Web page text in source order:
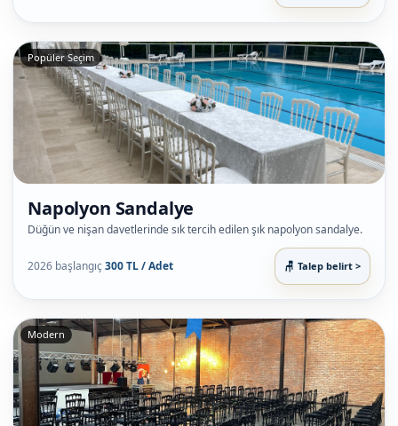
Popüler Seçim
Napolyon Sandalye
Düğün ve nişan davetlerinde sık tercih edilen şık napolyon sandalye.
2026 başlangıç300 TL / Adet Talep belirt >
Modern